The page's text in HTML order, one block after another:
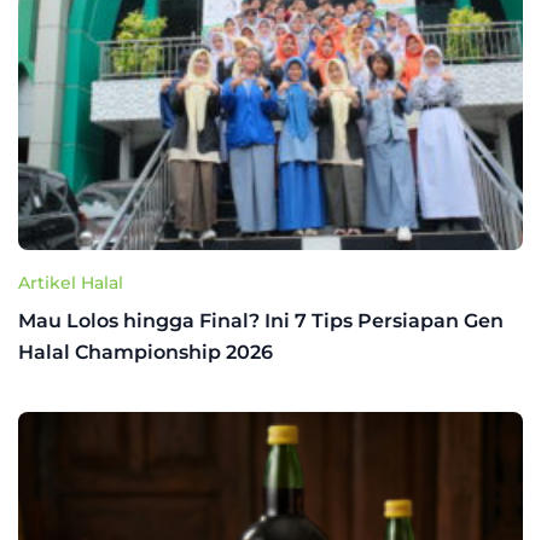
Artikel Halal
Mau Lolos hingga Final? Ini 7 Tips Persiapan Gen
Halal Championship 2026